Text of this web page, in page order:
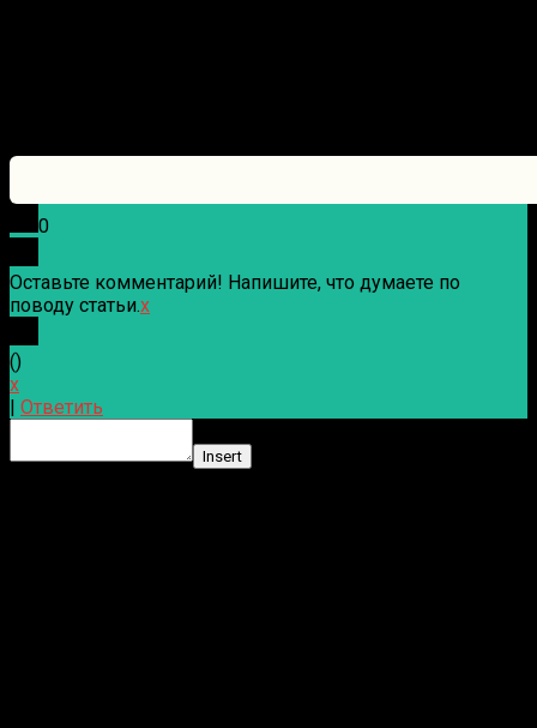
0
Оставьте комментарий! Напишите, что думаете по
поводу статьи.x
()
x
Ответить
Insert